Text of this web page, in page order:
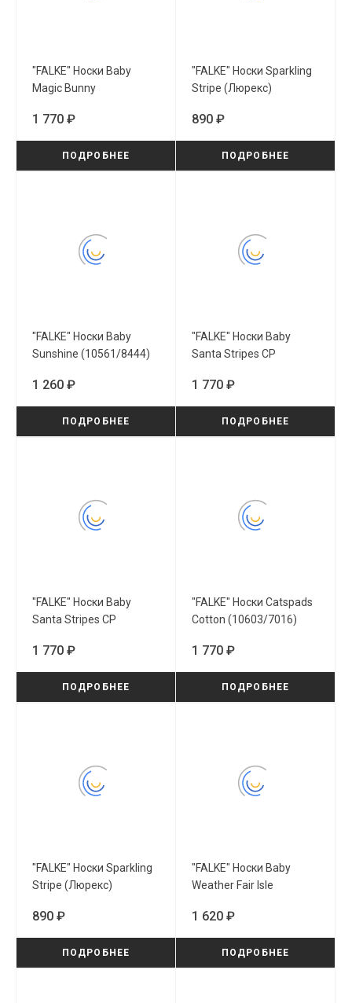
"FALKE" Носки Baby
Magic Bunny
1 770 ₽
ПОДРОБНЕЕ
"FALKE" Носки Sparkling
Stripe (Люрекс)
890 ₽
ПОДРОБНЕЕ
"FALKE" Носки Baby
Sunshine (10561/8444)
1 260 ₽
ПОДРОБНЕЕ
"FALKE" Носки Baby
Santa Stripes CP
1 770 ₽
ПОДРОБНЕЕ
"FALKE" Носки Baby
Santa Stripes CP
1 770 ₽
ПОДРОБНЕЕ
"FALKE" Носки Catspads
Cotton (10603/7016)
1 770 ₽
ПОДРОБНЕЕ
"FALKE" Носки Sparkling
Stripe (Люрекс)
890 ₽
ПОДРОБНЕЕ
"FALKE" Носки Baby
Weather Fair Isle
1 620 ₽
ПОДРОБНЕЕ